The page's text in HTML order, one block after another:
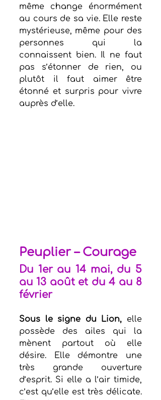
même change énormément
au cours de sa vie. Elle reste
mystérieuse, même pour des
personnes qui la
connaissent bien. Il ne faut
pas s’étonner de rien, ou
plutôt il faut aimer être
étonné et surpris pour vivre
auprès d’elle.
Peuplier – Courage
Du 1er au 14 mai, du 5
au 13 août et du 4 au 8
février
Sous le signe du Lion, elle
possède des ailes qui la
mènent partout où elle
désire. Elle démontre une
très grande ouverture
d’esprit. Si elle a l’air timide,
c’est qu’elle est très délicate.